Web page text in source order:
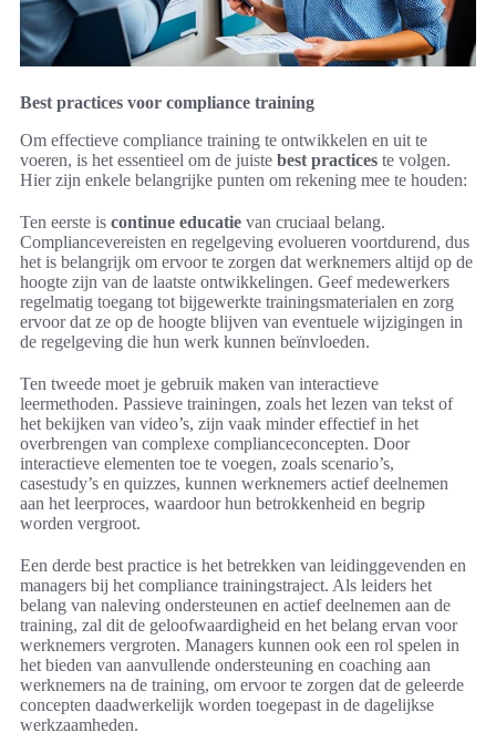
Best practices voor compliance training
Om effectieve compliance training te ontwikkelen en uit te
voeren, is het essentieel om de juiste best practices te volgen.
Hier zijn enkele belangrijke punten om rekening mee te houden:
Ten eerste is continue educatie van cruciaal belang.
Compliancevereisten en regelgeving evolueren voortdurend, dus
het is belangrijk om ervoor te zorgen dat werknemers altijd op de
hoogte zijn van de laatste ontwikkelingen. Geef medewerkers
regelmatig toegang tot bijgewerkte trainingsmaterialen en zorg
ervoor dat ze op de hoogte blijven van eventuele wijzigingen in
de regelgeving die hun werk kunnen beïnvloeden.
Ten tweede moet je gebruik maken van interactieve
leermethoden. Passieve trainingen, zoals het lezen van tekst of
het bekijken van video’s, zijn vaak minder effectief in het
overbrengen van complexe complianceconcepten. Door
interactieve elementen toe te voegen, zoals scenario’s,
casestudy’s en quizzes, kunnen werknemers actief deelnemen
aan het leerproces, waardoor hun betrokkenheid en begrip
worden vergroot.
Een derde best practice is het betrekken van leidinggevenden en
managers bij het compliance trainingstraject. Als leiders het
belang van naleving ondersteunen en actief deelnemen aan de
training, zal dit de geloofwaardigheid en het belang ervan voor
werknemers vergroten. Managers kunnen ook een rol spelen in
het bieden van aanvullende ondersteuning en coaching aan
werknemers na de training, om ervoor te zorgen dat de geleerde
concepten daadwerkelijk worden toegepast in de dagelijkse
werkzaamheden.